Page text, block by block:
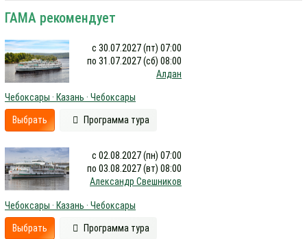
ГАМА рекомендует
с 30.07.2027 (пт) 07:00
по 31.07.2027 (сб) 08:00
Алдан
Чебоксары · Казань · Чебоксары
Выбрать Программа тура
с 02.08.2027 (пн) 07:00
по 03.08.2027 (вт) 08:00
Александр Свешников
Чебоксары · Казань · Чебоксары
Выбрать Программа тура